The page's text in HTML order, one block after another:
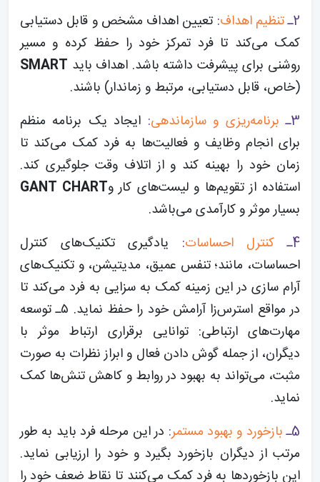
2ـ تنظیم اهداف: تعیین اهداف مشخص و قابل دستیابی
کمک می‌کند تا فرد تمرکز خود را حفظ کرده و مسیر
روشنی برای پیشرفت داشته باشد. اهداف باید SMART
(خاص، قابل دستیابی، مرتبط و زماندار) باشند.
3ـ برنامه‌ریزی و سازماندهی: ایجاد یک برنامه منظم
برای انجام وظایف و فعالیت‌ها به فرد کمک می‌کند تا
زمان خود را بهینه کند و از اتلاف وقت جلوگیری کند.
استفاده از تقویم‌ها و لیست‌های کار وGANT CHART
بسیار موثر و کارآمدی می‌باشد.
4ـ
کنترل احساسات: یادگیری تکنیک‌های کنترل
احساسات، مانند؛ تنفس عمیق، مدیتیشن، و تکنیک‌های
آرام سازی در این زمینه کمک به سزایی به فرد می‌کند تا
در مواقع استرس‌زا آرامش خود را حفظ نماید. ۵ـ توسعه
مهارت‌های ارتباطی: توانایی برقراری ارتباط موثر با
دیگران، از جمله گوش دادن فعال و ابراز نظرات به صورت
مثبت، می‌تواند به بهبود در روابط و کاهش تنش‌ها کمک
نماید.
5ـ بازخورد و بهبود مستمر: در این مرحله فرد باید به طور
مرتب از دیگران بازخورد بگیرد و خود را ارزیابی نماید.
این بازخوردها به فرد کمک می‌کنند تا نقاط ضعف خود را